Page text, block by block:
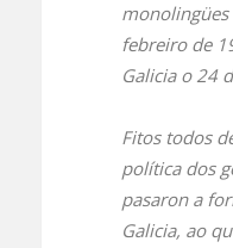
monolingües
febreiro de
Galicia o 24
Fitos todos
política dos
pasaron a
Galicia, ao